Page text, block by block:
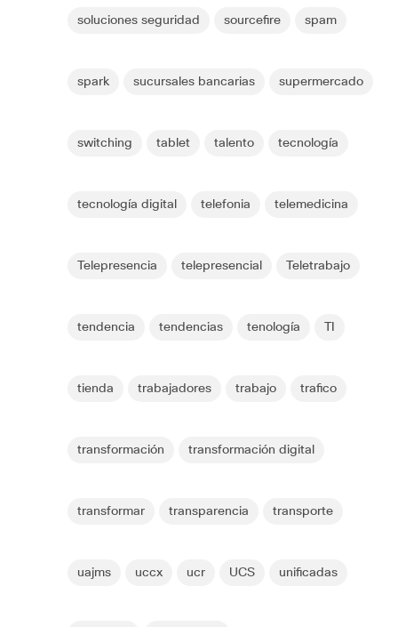
soluciones seguridad sourcefire spam
spark sucursales bancarias supermercado
switching tablet talento tecnología
tecnología digital telefonia telemedicina
Telepresencia telepresencial Teletrabajo
tendencia tendencias tenología
tienda trabajadores trabajo trafico
transformación transformación digital
transformar transparencia transporte
uajms uccx ucr UCS unificadas